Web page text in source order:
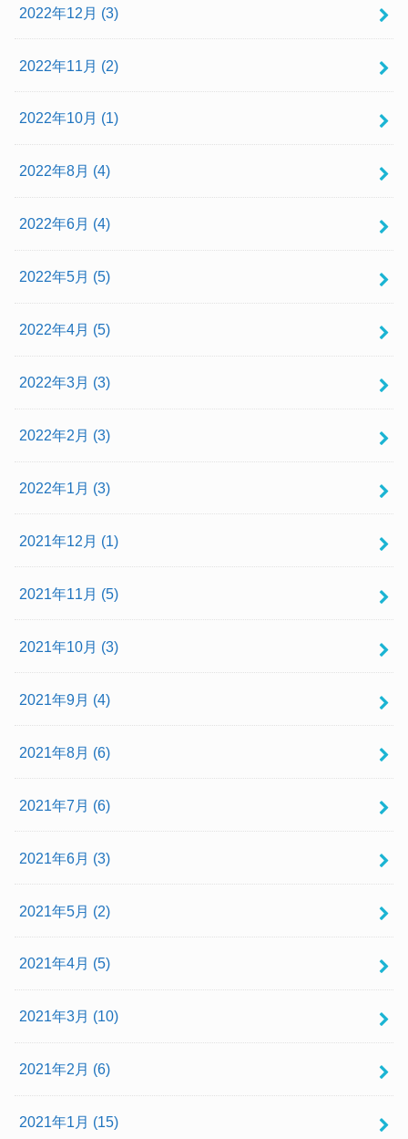
2022年12月 (3)
2022年11月 (2)
2022年10月 (1)
2022年8月 (4)
2022年6月 (4)
2022年5月 (5)
2022年4月 (5)
2022年3月 (3)
2022年2月 (3)
2022年1月 (3)
2021年12月 (1)
2021年11月 (5)
2021年10月 (3)
2021年9月 (4)
2021年8月 (6)
2021年7月 (6)
2021年6月 (3)
2021年5月 (2)
2021年4月 (5)
2021年3月 (10)
2021年2月 (6)
2021年1月 (15)